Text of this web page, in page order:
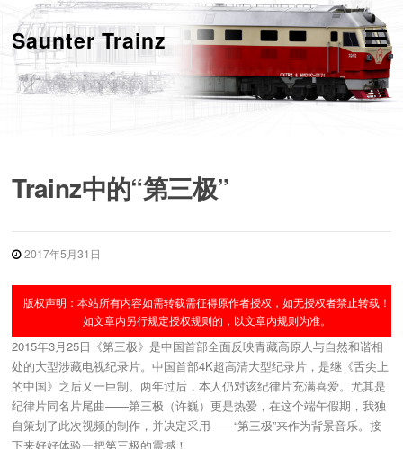
Saunter Trainz 菜单
Trainz中的“第三极”
2017年5月31日
版权声明：本站所有内容如需转载需征得原作者授权，如无授权者禁止转载！
如文章内另行规定授权规则的，以文章内规则为准。
2015年3月25日《第三极》是中国首部全面反映青藏高原人与自然和谐相
处的大型涉藏电视纪录片。中国首部4K超高清大型纪录片，是继《舌尖上
的中国》之后又一巨制。两年过后，本人仍对该纪律片充满喜爱。尤其是
纪律片同名片尾曲——第三极（许巍）更是热爱，在这个端午假期，我独
自策划了此次视频的制作，并决定采用——“第三极”来作为背景音乐。接
下来好好体验一把第三极的震撼！